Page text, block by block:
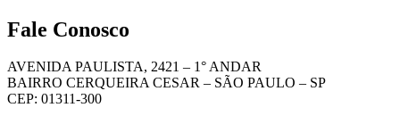
Fale Conosco
AVENIDA PAULISTA, 2421 – 1° ANDAR
BAIRRO CERQUEIRA CESAR – SÃO PAULO – SP
CEP: 01311-300